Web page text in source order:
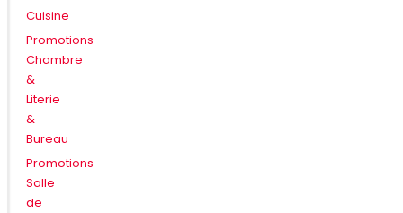
Cuisine
Promotions
Chambre
&
Literie
&
Bureau
Promotions
Salle
de